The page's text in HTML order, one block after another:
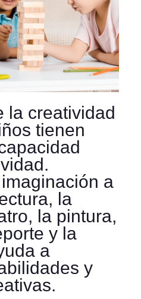
la creatividad
tienen
a
la
la pintura,
y la
a
y